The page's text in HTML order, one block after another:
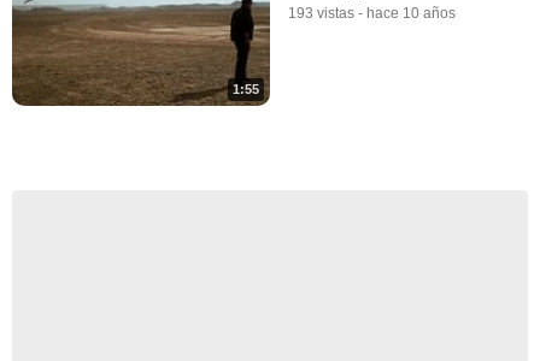
1:55
193 vistas - hace 10 años